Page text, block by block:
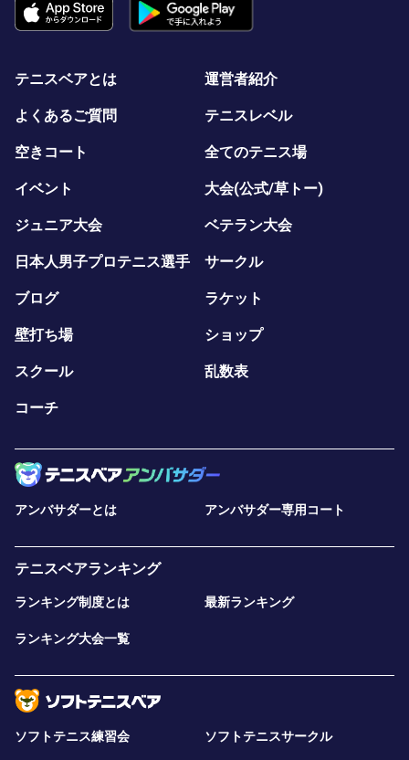
テニスベアとは 運営者紹介
よくあるご質問 テニスレベル
空きコート 全てのテニス場
イベント 大会(公式/草トー)
ジュニア大会 ベテラン大会
日本人男子プロテニス選手 サークル
ブログ ラケット
壁打ち場 ショップ
スクール 乱数表
コーチ
アンバサダーとは アンバサダー専用コート
テニスベアランキング
ランキング制度とは 最新ランキング
ランキング大会一覧
ソフトテニス練習会 ソフトテニスサークル